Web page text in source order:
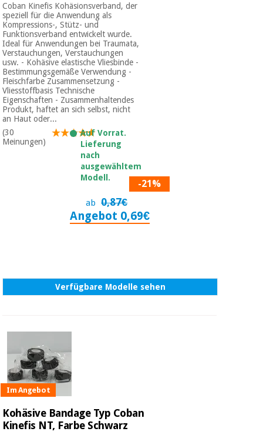
Coban Kinefis Kohäsionsverband, der
speziell für die Anwendung als
Kompressions-, Stütz- und
Funktionsverband entwickelt wurde.
Ideal für Anwendungen bei Traumata,
Verstauchungen, Verstauchungen
usw. - Kohäsive elastische Vliesbinde -
Bestimmungsgemäße Verwendung -
Fleischfarbe Zusammensetzung -
Vliesstoffbasis Technische
Eigenschaften - Zusammenhaltendes
Produkt, haftet an sich selbst, nicht
an Haut oder...
(30
Meinungen)
Auf Vorrat.
Lieferung
nach
ausgewähltem
Modell.
-21%
ab 0,87€
Angebot 0,69€
Verfügbare Modelle sehen
Im Angebot
Kohäsive Bandage Typ Coban
Kinefis NT, Farbe Schwarz